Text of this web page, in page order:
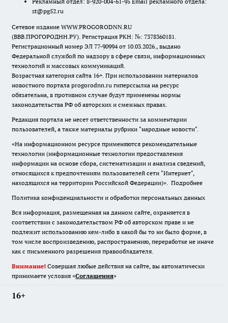
st@pg52.ru
Сетевое издание WWW.PROGORODNN.RU
(ВВВ.ПРОГОРОДНН.РУ). Регистрация РКН: №: 7378360181.
Регистрационный номер ЭЛ 77-90994 от 10.03.2026., выдано
Федеральной службой по надзору в сфере связи, информационных
технологий и массовых коммуникаций.
Возрастная категория сайта 16+. При использовании материалов
новостного портала progorodnn.ru гиперссылка на ресурс
обязательна, в противном случае будут применены нормы
законодательства РФ об авторских и смежных правах.
Редакция портала не несет ответственности за комментарии
пользователей, а также материалы рубрики "народные новости".
«На информационном ресурсе применяются рекомендательные
технологии (информационные технологии предоставления
информации на основе сбора, систематизации и анализа сведений,
относящихся к предпочтениям пользователей сети "Интернет",
находящихся на территории Российской Федерации)». Подробнее
Политика конфиденциальности и обработки персональных данных
Вся информация, размещенная на данном сайте, охраняется в
соответствии с законодательством РФ об авторском праве и не
подлежит использованию кем-либо в какой бы то ни было форме, в
том числе воспроизведению, распространению, переработке не иначе
как с письменного разрешения правообладателя.
Внимание! Совершая любые действия на сайте, вы автоматически
принимаете условия «Cоглашения»
16+